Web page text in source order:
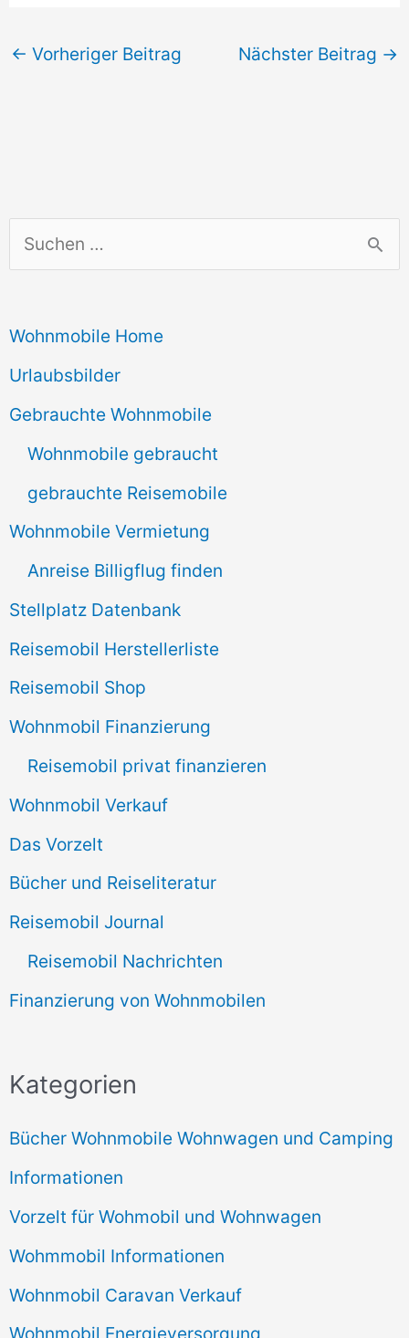
u
h
e
n
Wohnmobile Home
Urlaubsbilder
Gebrauchte Wohnmobile
Wohnmobile gebraucht
gebrauchte Reisemobile
Wohnmobile Vermietung
Anreise Billigflug finden
Stellplatz Datenbank
Reisemobil Herstellerliste
Reisemobil Shop
Wohnmobil Finanzierung
Reisemobil privat finanzieren
Wohnmobil Verkauf
Das Vorzelt
Bücher und Reiseliteratur
Reisemobil Journal
Reisemobil Nachrichten
Finanzierung von Wohnmobilen
Kategorien
Bücher Wohnmobile Wohnwagen und Camping
Informationen
Vorzelt für Wohmobil und Wohnwagen
Wohmmobil Informationen
Wohnmobil Caravan Verkauf
← Vorheriger Beitrag Nächster Beitrag →